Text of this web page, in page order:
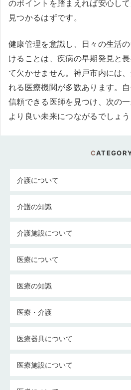
のポイントを踏まえれば安心し
見つかるはずです。
健康管理を意識し、日々の生活
けることは、疾病の早期発見と
て欠かせません。神戸市内には
れる医療機関が多数あります。
信頼できる医師を見つけ、次の一
より良い未来につながるでしょう
介護について
介護の知識
介護施設について
医療について
医療の知識
医療・介護
医療器具について
医療施設について